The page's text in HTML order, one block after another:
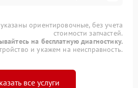
ориентировочные, без учета
стоимости запчастей.
на бесплатную диагностику.
и укажем на неисправность.
все услуги